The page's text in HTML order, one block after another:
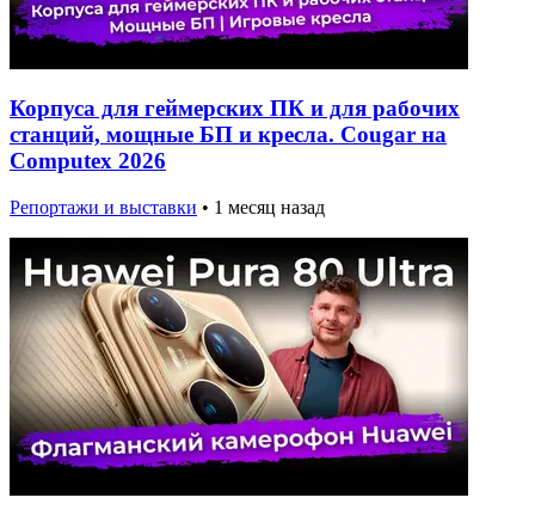
Корпуса для геймерских ПК и для рабочих
станций, мощные БП и кресла. Cougar на
Computex 2026
Репортажи и выставки • 1 месяц назад